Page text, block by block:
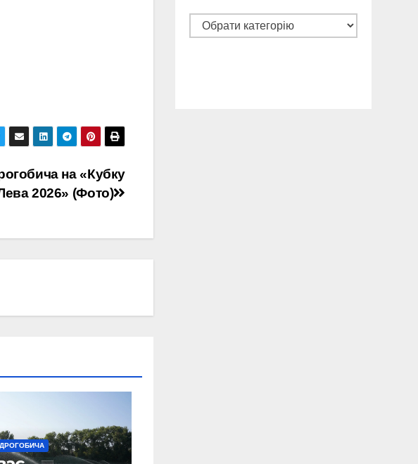
на «Кубку
2026» (Фото)
Категорії